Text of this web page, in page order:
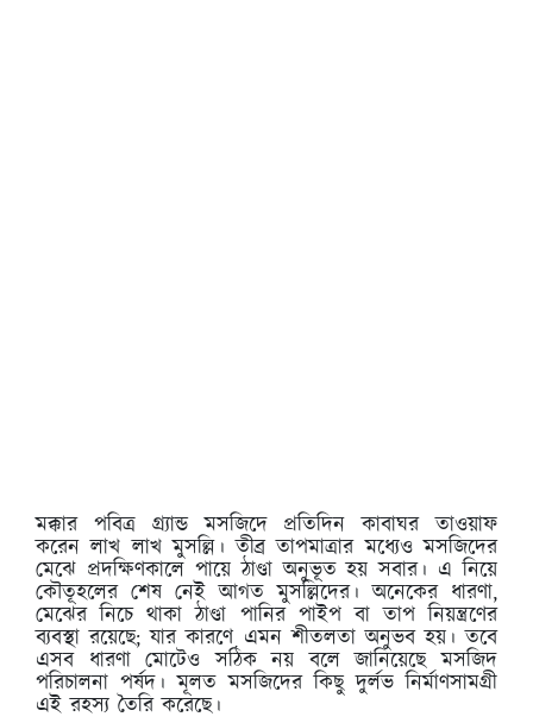
মক্কার পবিত্র গ্র্যান্ড মসজিদে প্রতিদিন কাবাঘর তাওয়াফ
করেন লাখ লাখ মুসল্লি। তীব্র তাপমাত্রার মধ্যেও মসজিদের
মেঝে প্রদক্ষিণকালে পায়ে ঠাণ্ডা অনুভূত হয় সবার। এ নিয়ে
কৌতূহলের শেষ নেই আগত মুসল্লিদের। অনেকের ধারণা,
মেঝের নিচে থাকা ঠাণ্ডা পানির পাইপ বা তাপ নিয়ন্ত্রণের
ব্যবস্থা রয়েছে; যার কারণে এমন শীতলতা অনুভব হয়। তবে
এসব ধারণা মোটেও সঠিক নয় বলে জানিয়েছে মসজিদ
পরিচালনা পর্ষদ। মূলত মসজিদের কিছু দুর্লভ নির্মাণসামগ্রী
এই রহস্য তৈরি করেছে।